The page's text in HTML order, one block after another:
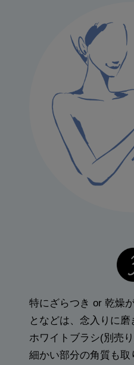
特にざらつき or 乾燥
となどは、念入りに磨
ホワイトブラシ(別売
細かい部分の角質も取